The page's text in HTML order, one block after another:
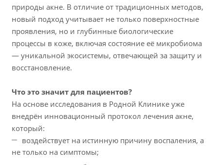
природы акне. В отличие от традиционных методов,
новый подход учитывает не только поверхностные
проявления, но и глубинные биологические
процессы в коже, включая состояние её микробиома
— уникальной экосистемы, отвечающей за защиту и
восстановление.
Что это значит для пациентов?
На основе исследования в Родной Клинике уже
внедрён инновационный протокол лечения акне,
который:
воздействует на истинную причину воспаления, а
не только на симптомы;